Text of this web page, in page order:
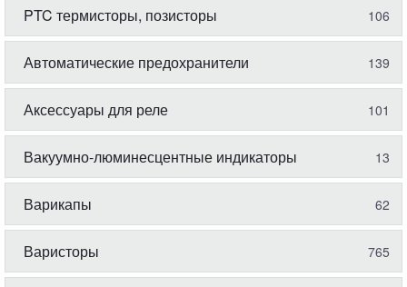
PTC термисторы, позисторы 106
Автоматические предохранители 139
Аксессуары для реле 101
Вакуумно-люминесцентные индикаторы 13
Варикапы 62
Варисторы 765